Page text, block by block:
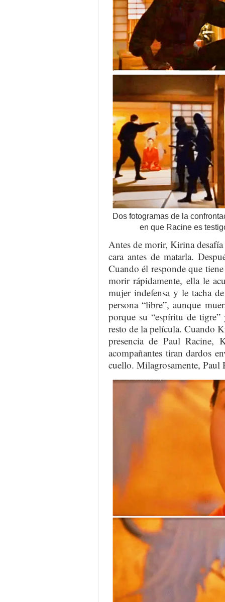
Dos fotogramas de la
en que Racine es
Antes de morir, Kirina
cara antes de matarla.
Cuando él responde que
morir rápidamente, ella le
mujer indefensa y le tacha
persona “libre”, aunque
porque su “espíritu de
resto de la película. Cuando
presencia de Paul Racine,
acompañantes tiran dardos
cuello. Milagrosamente, Paul